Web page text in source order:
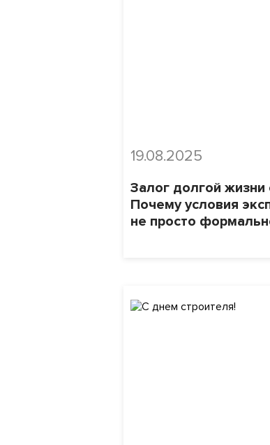
19.08.2025
Залог долгой жизни
Почему условия
не просто